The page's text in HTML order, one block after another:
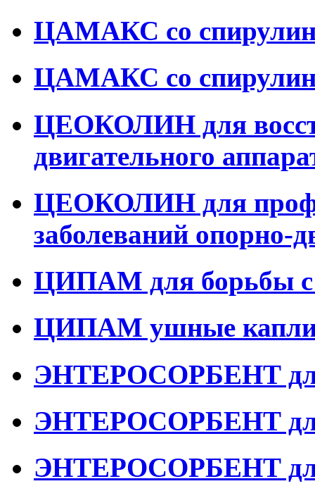
ЦАМАКС со
ЦАМАКС со
ЦЕОКОЛИН для
двигательного
ЦЕОКОЛИН для
заболеваний опорно-
ЦИПАМ для борьбы с
ЦИПАМ ушные капли
ЭНТЕРОСОРБЕНТ
ЭНТЕРОСОРБЕНТ
ЭНТЕРОСОРБЕНТ